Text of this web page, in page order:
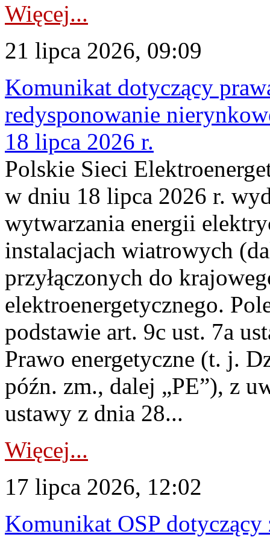
Więcej...
21 lipca 2026, 09:09
Komunikat dotyczący
redysponowanie
18 lipca 2026 r.
Polskie Sieci
w dniu 18 lipca 2026 r.
wytwarzania energii
instalacjach wiatrowych
przyłączonych do
elektroenergetycznego.
podstawie art. 9c ust. 7a
Prawo energetyczne (t. j.
późn. zm., dalej „PE”), z
ustawy z dnia 28...
Więcej...
17 lipca 2026, 12:02
Komunikat OSP dotyczący